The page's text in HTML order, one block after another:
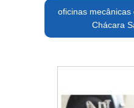
oficinas
Chácara